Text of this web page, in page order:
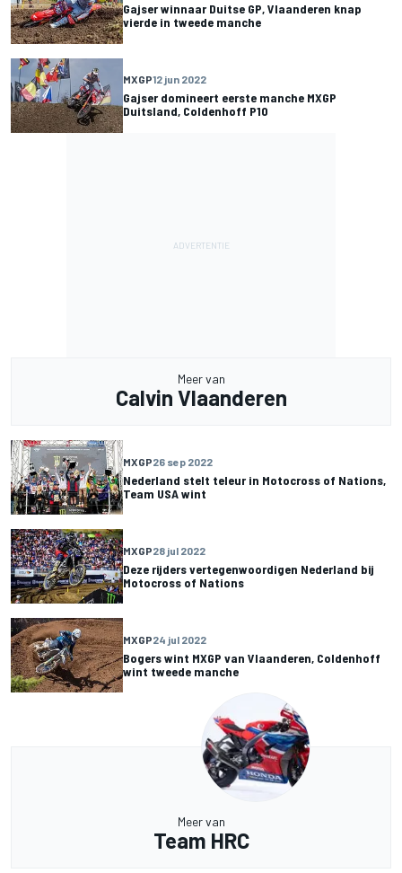
Gajser winnaar Duitse GP, Vlaanderen knap
vierde in tweede manche
MXGP12 jun 2022
Gajser domineert eerste manche MXGP
Duitsland, Coldenhoff P10
Meer van
Calvin Vlaanderen
MXGP26 sep 2022
Nederland stelt teleur in Motocross of Nations,
Team USA wint
MXGP28 jul 2022
Deze rijders vertegenwoordigen Nederland bij
Motocross of Nations
MXGP24 jul 2022
Bogers wint MXGP van Vlaanderen, Coldenhoff
wint tweede manche
Meer van
Team HRC